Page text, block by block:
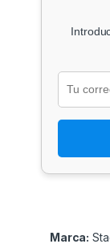
Marca: